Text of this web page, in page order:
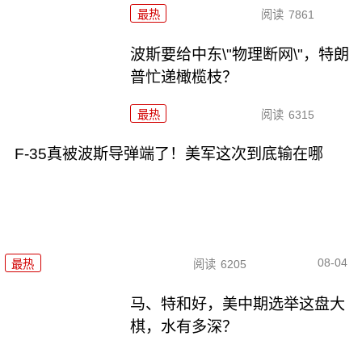
最热 阅读 7861
波斯要给中东\"物理断网\"，特朗
普忙递橄榄枝？
最热 阅读 6315
F-35真被波斯导弹端了！美军这次到底输在哪
最热 阅读 6205 08-04
马、特和好，美中期选举这盘大
棋，水有多深？